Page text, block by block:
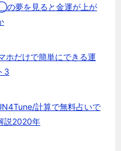
の夢を見ると金運が上が
ホだけで簡単にできる運
3
計算で無料占いで
説2020年